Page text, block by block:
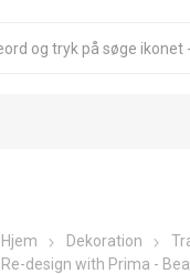
Hjem Dekoration
Re-design with Prima -